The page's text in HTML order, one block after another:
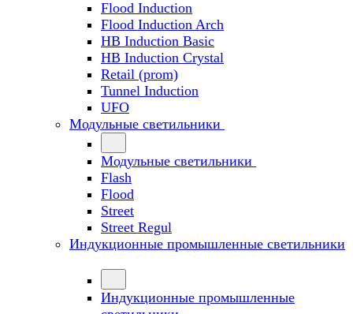
Flood Induction
Flood Induction Arch
HB Induction Basic
HB Induction Crystal
Retail (prom)
Tunnel Induction
UFO
Модульные светильники
Модульные светильники
Flash
Flood
Street
Street Regul
Индукционные промышленные светильники
Индукционные промышленные